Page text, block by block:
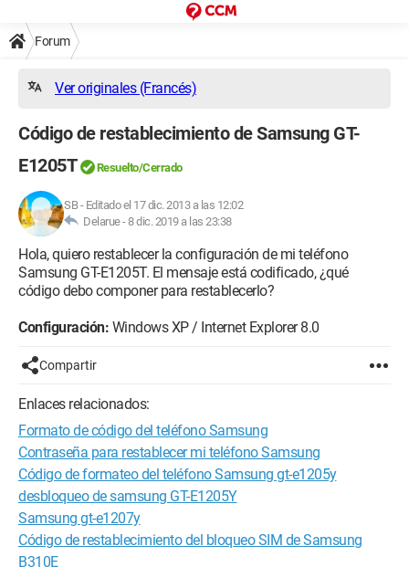
Forum
Ver originales (Francés)
Código de restablecimiento de Samsung GT-
E1205T
Resuelto/Cerrado
SB- Editado el 17 dic. 2013 a las 12:02
Delarue -8 dic. 2019 a las 23:38
Hola, quiero restablecer la configuración de mi teléfono
Samsung GT-E1205T. El mensaje está codificado, ¿qué
código debo componer para restablecerlo?
Configuración: Windows XP / Internet Explorer 8.0
Compartir
Enlaces relacionados:
Formato de código del teléfono Samsung
Contraseña para restablecer mi teléfono Samsung
Código de formateo del teléfono Samsung gt-e1205y
desbloqueo de samsung GT-E1205Y
Samsung gt-e1207y
Código de restablecimiento del bloqueo SIM de Samsung
B310E